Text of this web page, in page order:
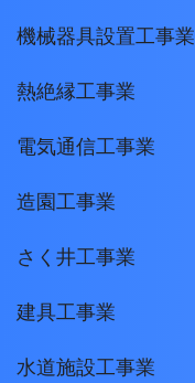
機械器具設置工事業
熱絶縁工事業
電気通信工事業
造園工事業
さく井工事業
建具工事業
水道施設工事業